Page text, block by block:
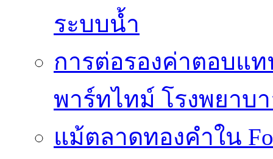
ระบบน้ำ
การต่อรองค่าตอบแ
พาร์ทไทม์ โรงพยาบ
แม้ตลาดทองคำใน